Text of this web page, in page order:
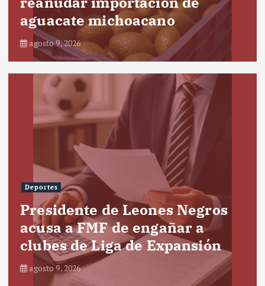
aguacate michoacano
agosto 9, 2026
Deportes
Presidente de Leones Negros
acusa a FMF de engañar a
clubes de Liga de Expansión
agosto 9, 2026